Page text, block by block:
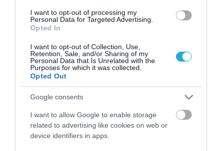
I want to opt-out of processing my
Personal Data for Targeted Advertising.
Opted In
I want to opt-out of Collection, Use,
Retention, Sale, and/or Sharing of my
Personal Data that Is Unrelated with the
Purposes for which it was collected.
Opted Out
Google consents
I want to allow Google to enable storage
related to advertising like cookies on web or
device identifiers in apps.
Οι τροφές που βοηθούν στη μακροζωία
ΔΗΜΟΦΙΛΗ